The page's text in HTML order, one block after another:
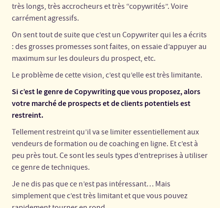
très longs, très accrocheurs et très “copywrités”. Voire
carrément agressifs.
On sent tout de suite que c’est un Copywriter qui les a écrits
: des grosses promesses sont faites, on essaie d’appuyer au
maximum sur les douleurs du prospect, etc.
Le problème de cette vision, c’est qu’elle est très limitante.
Si c’est le genre de Copywriting que vous proposez, alors
votre marché de prospects et de clients potentiels est
restreint.
Tellement restreint qu’il va se limiter essentiellement aux
vendeurs de formation ou de coaching en ligne. Et c’est à
peu près tout. Ce sont les seuls types d’entreprises à utiliser
ce genre de techniques.
Je ne dis pas que ce n’est pas intéressant… Mais
simplement que c’est très limitant et que vous pouvez